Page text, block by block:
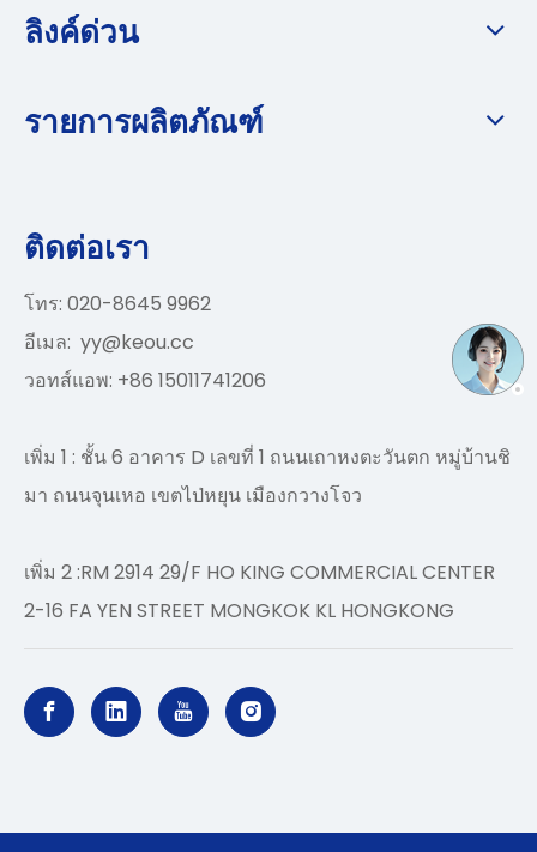
ลิงค์ด่วน
รายการผลิตภัณฑ์
ติดต่อเรา
โทร: 020-8645 9962
อีเมล: yy@keou.cc
วอทส์แอพ: +86 15011741206
เพิ่ม 1 : ชั้น 6 อาคาร D เลขที่ 1 ถนนเถาหงตะวันตก หมู่บ้านชิ
มา ถนนจุนเหอ เขตไป่หยุน เมืองกวางโจว
เพิ่ม 2 :RM 2914 29/F HO KING COMMERCIAL CENTER
2-16 FA YEN STREET MONGKOK KL HONGKONG